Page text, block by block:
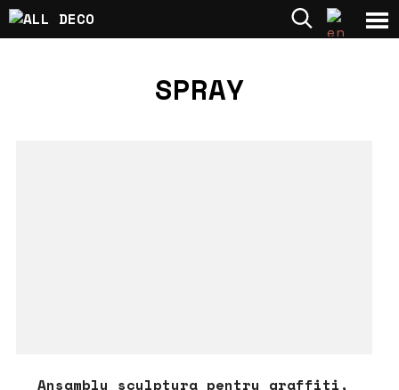
SPRAY
Ansamblu sculptura pentru graffiti,